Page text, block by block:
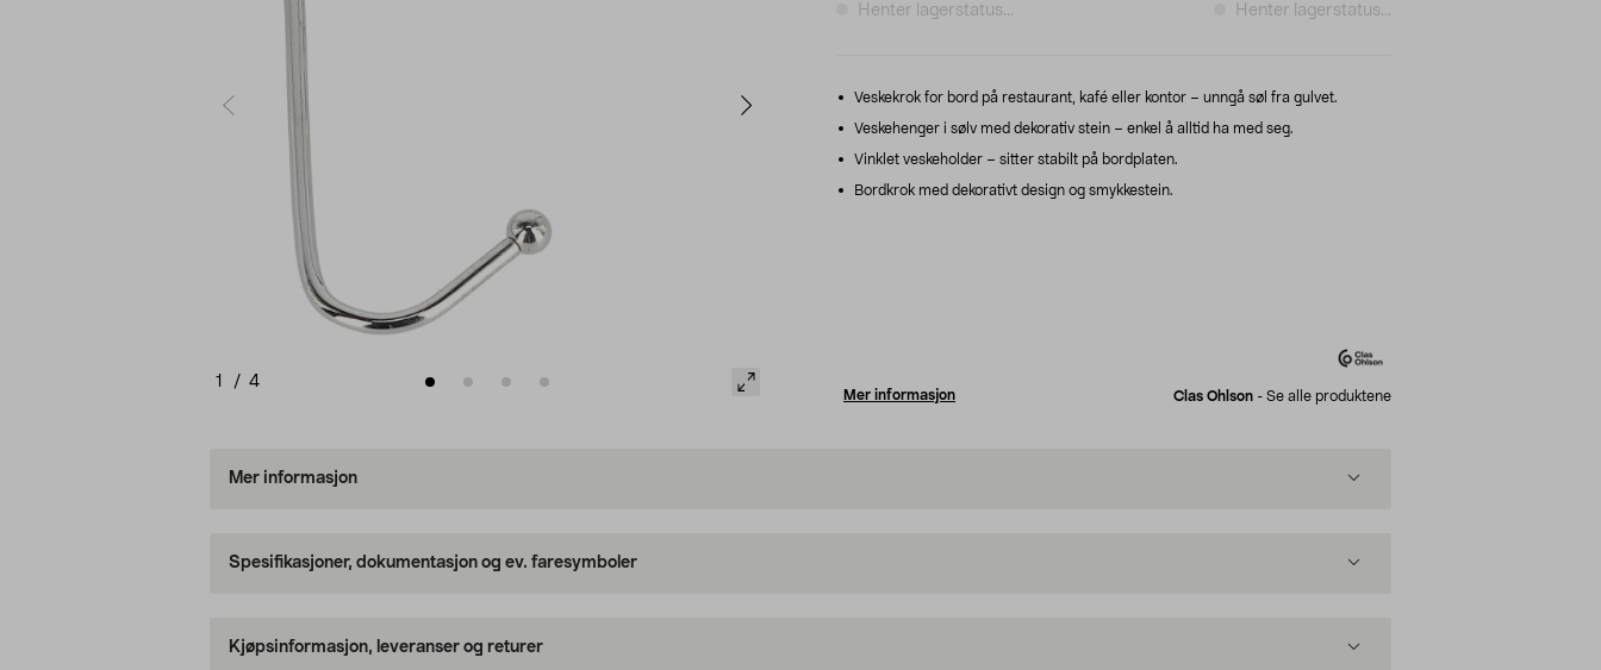
1 / 4
Henter lagerstatus...
Henter lagerstatus...
Veske­krok for bord på restaurant, kafé eller kontor – unngå søl fra gulvet.
Veskehenger i sølv med dekorativ stein – enkel å alltid ha med seg.
Vinklet veskeholder – sitter stabilt på bordplaten.
Bordkrok med dekorativt design og smykkestein.
Mer informasjon Clas Ohlson - Se alle produktene
Mer informasjon
Spesifikasjoner, dokumentasjon og ev. faresymboler
Kjøpsinformasjon, leveranser og returer